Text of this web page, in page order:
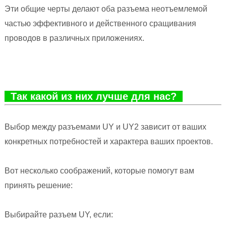
Эти общие черты делают оба разъема неотъемлемой
частью эффективного и действенного сращивания
проводов в различных приложениях.
Так какой из них лучше для нас?
Выбор между разъемами UY и UY2 зависит от ваших
конкретных потребностей и характера ваших проектов.
Вот несколько соображений, которые помогут вам
принять решение:
Выбирайте разъем UY, если: